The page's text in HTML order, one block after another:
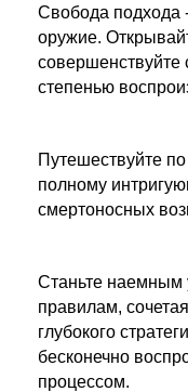
Свобода подхода
оружие.
совершенствуйте
степенью
Путешествуйте
полному
смертоносных
Станьте наемным
правилам,
глубокого
бесконечно
процессом.